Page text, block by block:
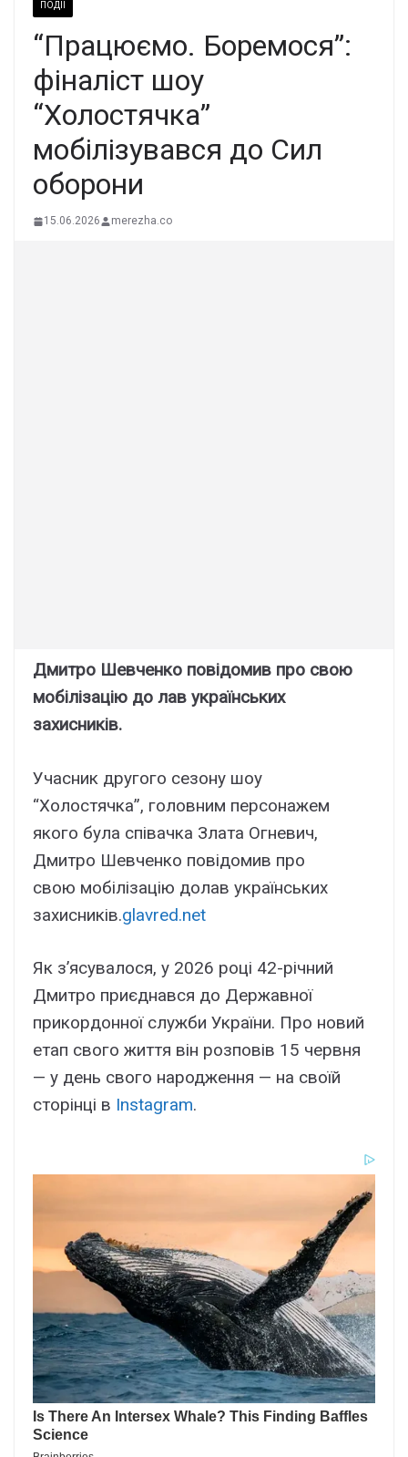
ПОДІЇ
“Працюємо. Боремося”:
фіналіст шоу
“Холостячка”
мобілізувався до Сил
оборони
15.06.2026 merezha.co
Дмитро Шевченко повідомив про свою
мобілізацію до лав українських
захисників.
Учасник другого сезону шоу
“Холостячка”, головним персонажем
якого була співачка Злата Огневич,
Дмитро Шевченко повідомив про
свою мобілізацію долав українських
захисників.glavred.net
Як з’ясувалося, у 2026 році 42-річний
Дмитро приєднався до Державної
прикордонної служби України. Про новий
етап свого життя він розповів 15 червня
— у день свого народження — на своїй
сторінці в Instagram.